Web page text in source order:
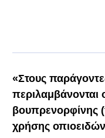
«Στους
περιλαμβάνονται
βουπρενορφίνης
χρήσης